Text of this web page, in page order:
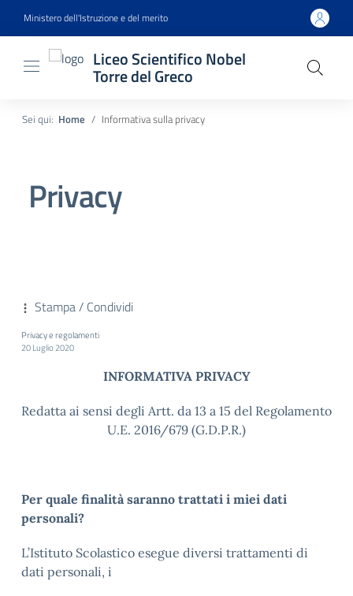
Ministero dell'Istruzione e del merito
Liceo Scientifico Nobel
Torre del Greco
Sei qui: Home Informativa sulla privacy
Privacy
Stampa / Condividi
Privacy e regolamenti
20 Luglio 2020
INFORMATIVA PRIVACY
Redatta ai sensi degli Artt. da 13 a 15 del Regolamento
U.E. 2016/679 (G.D.P.R.)
Per quale finalità saranno trattati i miei dati
personali?
L’Istituto Scolastico esegue diversi trattamenti di
dati personali, i